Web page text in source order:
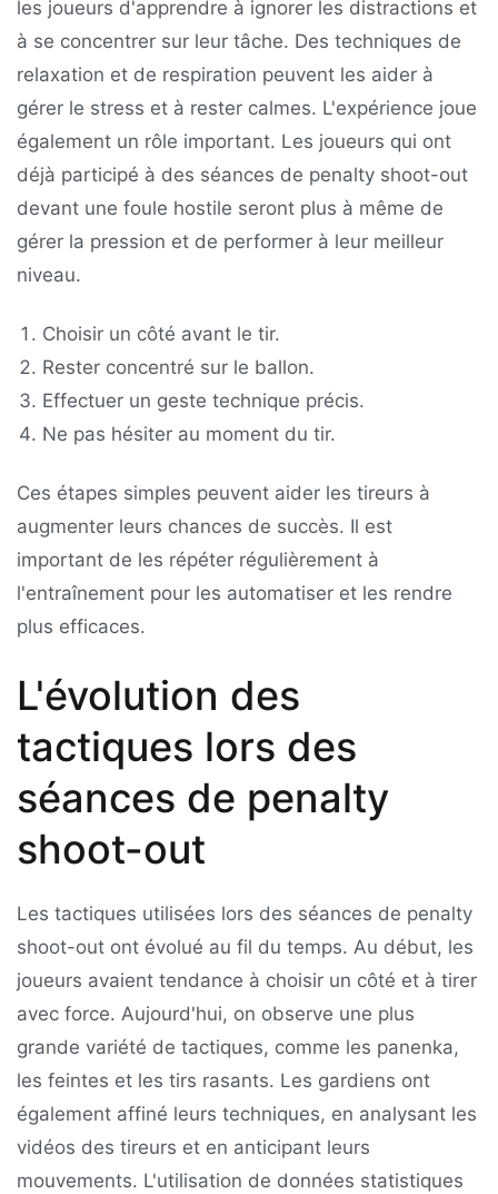
les joueurs d'apprendre à ignorer les distractions et
à se concentrer sur leur tâche. Des techniques de
relaxation et de respiration peuvent les aider à
gérer le stress et à rester calmes. L'expérience joue
également un rôle important. Les joueurs qui ont
déjà participé à des séances de penalty shoot-out
devant une foule hostile seront plus à même de
gérer la pression et de performer à leur meilleur
niveau.
Choisir un côté avant le tir.
Rester concentré sur le ballon.
Effectuer un geste technique précis.
Ne pas hésiter au moment du tir.
Ces étapes simples peuvent aider les tireurs à
augmenter leurs chances de succès. Il est
important de les répéter régulièrement à
l'entraînement pour les automatiser et les rendre
plus efficaces.
L'évolution des
tactiques lors des
séances de penalty
shoot-out
Les tactiques utilisées lors des séances de penalty
shoot-out ont évolué au fil du temps. Au début, les
joueurs avaient tendance à choisir un côté et à tirer
avec force. Aujourd'hui, on observe une plus
grande variété de tactiques, comme les panenka,
les feintes et les tirs rasants. Les gardiens ont
également affiné leurs techniques, en analysant les
vidéos des tireurs et en anticipant leurs
mouvements. L'utilisation de données statistiques